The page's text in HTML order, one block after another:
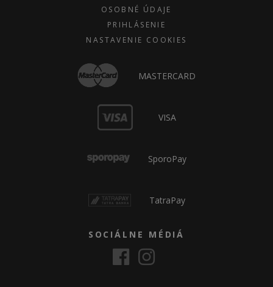
OSOBNÉ ÚDAJE
PRIHLÁSENIE
NASTAVENIE COOKIES
MASTERCARD
VISA
SporoPay
TatraPay
SOCIÁLNE MÉDIÁ